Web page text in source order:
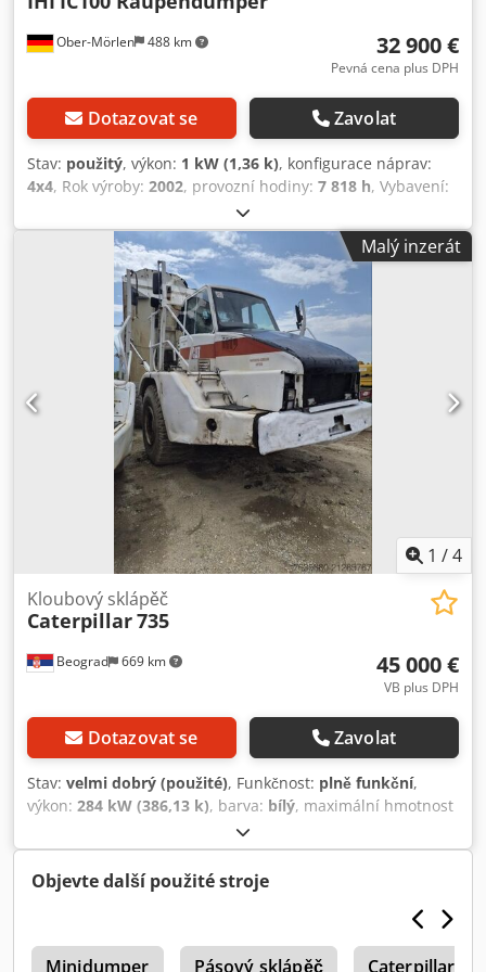
Ober-Mörlen 488 km 32 900 €
Pevná cena plus DPH
Dotazovat se Zavolat
Stav: použitý, výkon: 1 kW (1,36 k), konfigurace náprav:
4x4, Rok výroby: 2002, provozní hodiny: 7 818 h, Vybavení:
, Provozní hmotnost: 1 kg Pro více
informací kontaktujte Emal Jaweed. Raupendumper /
pásový sklápěč, IHI, typ: IC100, rok výroby: 2002, provozní
hodiny: 7818, délka: 6000 mm, šířka: 2830 mm, výška: 2350
mm, rozměry ložné plochy: délka: 3500 mm, šířka: 2400
mm, výška: 450 mm, pásový podvozek, gumové pásy,
přední světlomety, stěrač, klimatizace Dcsdpsy Ivzaofx
Aifek Další informace: * Nabízíme více než 200 položek k
prodeji. * Naše pobočka je 30 km od letiště Frankfurt/M. *
Možnost financování a leasingu. * Specialista na dopravu a
lodní přepravu po celém světě. * Neručíme za tiskové a
písemné chyby. * Změna, omyl a mezitímní prodej
vyhrazeny. * Možný protiúčet. * Při nákupu vozidla/prodeji
použité techniky platí výhradně VOP společnosti Jaweed
GmbH. * Další informace a naše VOP najdete na našich
webových stránkách. (Prodáváme zboží pouze na základě
našich všeobecných obchodních podmínek – VOP.)
Malý inzerát
1 /4
Beograd 669 km
Kloubový sklápěč
Caterpillar735
45 000 €
VB plus DPH
Dotazovat se Zavolat
Stav: velmi dobrý (použité), Funkčnost: plně funkční,
výkon: 284 kW (386,13 k), barva: bílý, maximální hmotnost
, Rok výroby:
CAT00735VB1N00936, Dumper je ve vynikajícím stavu.
Dcsdpfjylw Riex Aifjk
Objevte další použité stroje
Minidumper Pásový sklápěč Caterpillar